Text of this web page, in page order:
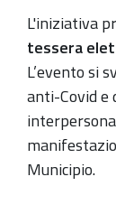
L'iniziativa
tessera
L’evento si
anti-Covid e
Municipio.